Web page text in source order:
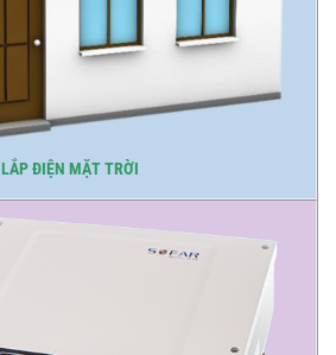
LẮP ĐIỆN MẶT TRỜI